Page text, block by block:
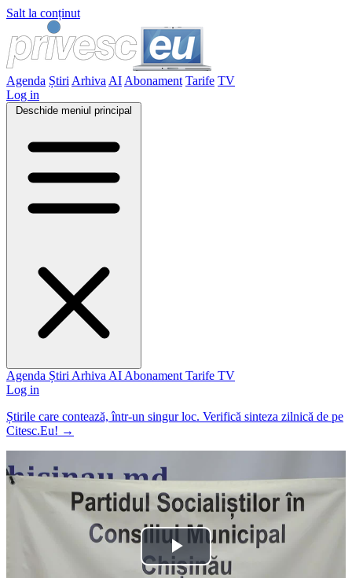
Salt la conținut
Agenda Știri Arhiva AI Abonament Tarife TV
Log in
Deschide meniul principal
Agenda Știri Arhiva AI Abonament Tarife TV
Log in
Știrile care contează, într-un singur loc. Verifică sinteza zilnică de pe
Citesc.Eu! →
Play